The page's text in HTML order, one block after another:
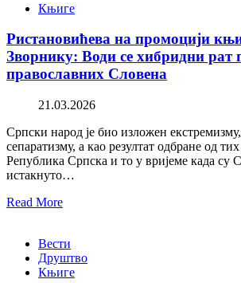
Књиге
Ристановићева на промоцији
Зворнику: Води се хибридни рат
православних Словена
21.03.2026
Српски народ је био изложен
сепаратизму, а као резултат одбране од
Република Српска и то у вријеме када су
истакнуто…
Read More
Вести
Друштво
Књиге